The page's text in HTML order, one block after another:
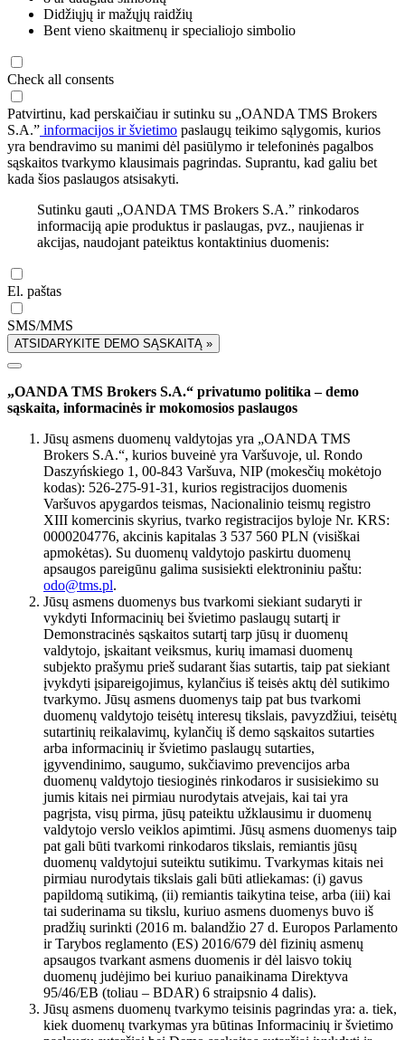
Didžiųjų ir mažųjų raidžių
Bent vieno skaitmenų ir specialiojo simbolio
Check all consents
Patvirtinu, kad perskaičiau ir sutinku su „OANDA TMS Brokers
S.A.” informacijos ir švietimo paslaugų teikimo sąlygomis, kurios
yra bendravimo su manimi dėl pasiūlymo ir telefoninės pagalbos
sąskaitos tvarkymo klausimais pagrindas. Suprantu, kad galiu bet
kada šios paslaugos atsisakyti.
Sutinku gauti „OANDA TMS Brokers S.A.” rinkodaros
informaciją apie produktus ir paslaugas, pvz., naujienas ir
akcijas, naudojant pateiktus kontaktinius duomenis:
El. paštas
SMS/MMS
ATSIDARYKITE DEMO SĄSKAITĄ »
„OANDA TMS Brokers S.A.“ privatumo politika – demo
sąskaita, informacinės ir mokomosios paslaugos
Jūsų asmens duomenų valdytojas yra „OANDA TMS
Brokers S.A.“, kurios buveinė yra Varšuvoje, ul. Rondo
Daszyńskiego 1, 00-843 Varšuva, NIP (mokesčių mokėtojo
kodas): 526-275-91-31, kurios registracijos duomenis
Varšuvos apygardos teismas, Nacionalinio teismų registro
XIII komercinis skyrius, tvarko registracijos byloje Nr. KRS:
0000204776, akcinis kapitalas 3 537 560 PLN (visiškai
apmokėtas). Su duomenų valdytojo paskirtu duomenų
apsaugos pareigūnu galima susisiekti elektroniniu paštu:
odo@tms.pl.
Jūsų asmens duomenys bus tvarkomi siekiant sudaryti ir
vykdyti Informacinių bei švietimo paslaugų sutartį ir
Demonstracinės sąskaitos sutartį tarp jūsų ir duomenų
valdytojo, įskaitant veiksmus, kurių imamasi duomenų
subjekto prašymu prieš sudarant šias sutartis, taip pat siekiant
įvykdyti įsipareigojimus, kylančius iš teisės aktų dėl sutikimo
tvarkymo. Jūsų asmens duomenys taip pat bus tvarkomi
duomenų valdytojo teisėtų interesų tikslais, pavyzdžiui, teisėtų
sutartinių reikalavimų, kylančių iš demo sąskaitos sutarties
arba informacinių ir švietimo paslaugų sutarties,
įgyvendinimo, saugumo, sukčiavimo prevencijos arba
duomenų valdytojo tiesioginės rinkodaros ir susisiekimo su
jumis kitais nei pirmiau nurodytais atvejais, kai tai yra
pagrįsta, visų pirma, jūsų pateiktu užklausimu ir duomenų
valdytojo verslo veiklos apimtimi. Jūsų asmens duomenys taip
pat gali būti tvarkomi rinkodaros tikslais, remiantis jūsų
duomenų valdytojui suteiktu sutikimu. Tvarkymas kitais nei
pirmiau nurodytais tikslais gali būti atliekamas: (i) gavus
papildomą sutikimą, (ii) remiantis taikytina teise, arba (iii) kai
tai suderinama su tikslu, kuriuo asmens duomenys buvo iš
pradžių surinkti (2016 m. balandžio 27 d. Europos Parlamento
ir Tarybos reglamento (ES) 2016/679 dėl fizinių asmenų
apsaugos tvarkant asmens duomenis ir dėl laisvo tokių
duomenų judėjimo bei kuriuo panaikinama Direktyva
95/46/EB (toliau – BDAR) 6 straipsnio 4 dalis).
Jūsų asmens duomenų tvarkymo teisinis pagrindas yra: a. tiek,
kiek duomenų tvarkymas yra būtinas Informacinių ir švietimo